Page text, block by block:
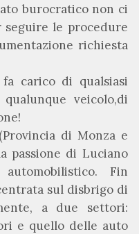
burocratico non ci
seguire le procedure
richiesta
carico di qualsiasi
veicolo,di
di Monza e
passione di Luciano
Fin
sul disbrigo di
a due settori:
e quello delle auto